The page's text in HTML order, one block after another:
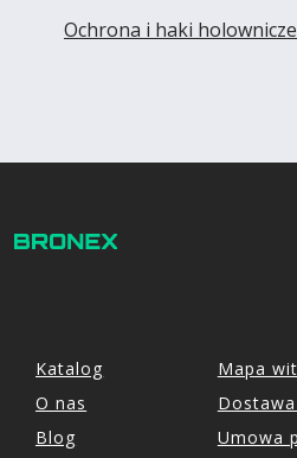
Ochrona i haki
Katalog
O nas
Blog
Mapa
Umowa